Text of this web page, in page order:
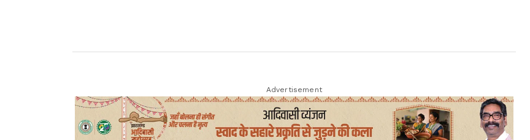
Advertisement